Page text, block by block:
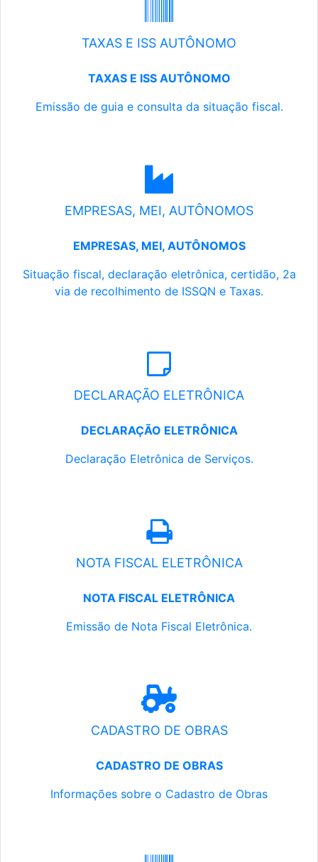
TAXAS E ISS AUTÔNOMO
TAXAS E ISS AUTÔNOMO
Emissão de guia e consulta da situação fiscal.
EMPRESAS, MEI, AUTÔNOMOS
EMPRESAS, MEI, AUTÔNOMOS
Situação fiscal, declaração eletrônica, certidão, 2a
via de recolhimento de ISSQN e Taxas.
DECLARAÇÃO ELETRÔNICA
DECLARAÇÃO ELETRÔNICA
Declaração Eletrônica de Serviços.
NOTA FISCAL ELETRÔNICA
NOTA FISCAL ELETRÔNICA
Emissão de Nota Fiscal Eletrônica.
CADASTRO DE OBRAS
CADASTRO DE OBRAS
Informações sobre o Cadastro de Obras